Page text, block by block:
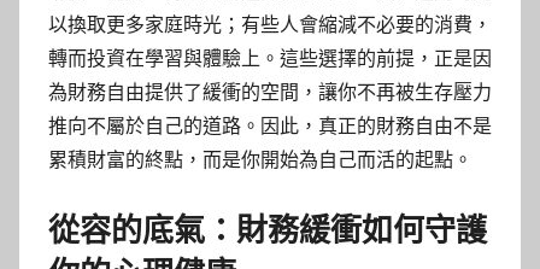
以換取更多家庭時光；有些人會縮減不必要的消費，
轉而投資在學習與體驗上。這些選擇的前提，正是因
為財務自由提供了緩衝的空間，讓你不再被生存壓力
推向不屬於自己的道路。因此，真正的財務自由不是
累積財富的終點，而是你開始為自己而活的起點。
從容的底氣：財務緩衝如何守護